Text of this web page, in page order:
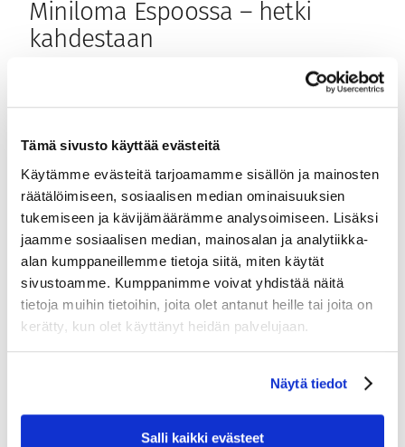
Tämä sivusto käyttää evästeitä
Käytämme evästeitä tarjoamamme sisällön ja mainosten
räätälöimiseen, sosiaalisen median ominaisuuksien
tukemiseen ja kävijämäärämme analysoimiseen. Lisäksi
jaamme sosiaalisen median, mainosalan ja analytiikka-
alan kumppaneillemme tietoja siitä, miten käytät
sivustoamme. Kumppanimme voivat yhdistää näitä
tietoja muihin tietoihin, joita olet antanut heille tai joita on
kerätty, kun olet käyttänyt heidän palvelujaan.
Näytä tiedot
Salli kaikki evästeet
Miniloma Espoossa – hetki
kahdestaan
vieneet mukanaan? Ottakaa omaa aikaa yhdessä
puolison kanssa ja lähtekää viettämään
staycationia monipuoliseen Espooseen. Tässä
muutamia vinkkejä, jotka tekevät Espoosta
täydellisen kohteen lyhyelle…